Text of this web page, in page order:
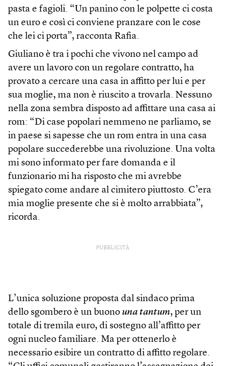
pasta e fagioli. “Un panino con le polpette ci costa
un euro e così ci conviene pranzare con le cose
che lei ci porta”, racconta Rafia.
Giuliano è tra i pochi che vivono nel campo ad
avere un lavoro con un regolare contratto, ha
provato a cercare una casa in affitto per lui e per
sua moglie, ma non è riuscito a trovarla. Nessuno
nella zona sembra disposto ad affittare una casa ai
rom: “Di case popolari nemmeno ne parliamo, se
in paese si sapesse che un rom entra in una casa
popolare succederebbe una rivoluzione. Una volta
mi sono informato per fare domanda e il
funzionario mi ha risposto che mi avrebbe
spiegato come andare al cimitero piuttosto. C’era
mia moglie presente che si è molto arrabbiata”,
ricorda.
PUBBLICITÀ
L’unica soluzione proposta dal sindaco prima
dello sgombero è un buono una tantum, per un
totale di tremila euro, di sostegno all’affitto per
ogni nucleo familiare. Ma per ottenerlo è
necessario esibire un contratto di affitto regolare.